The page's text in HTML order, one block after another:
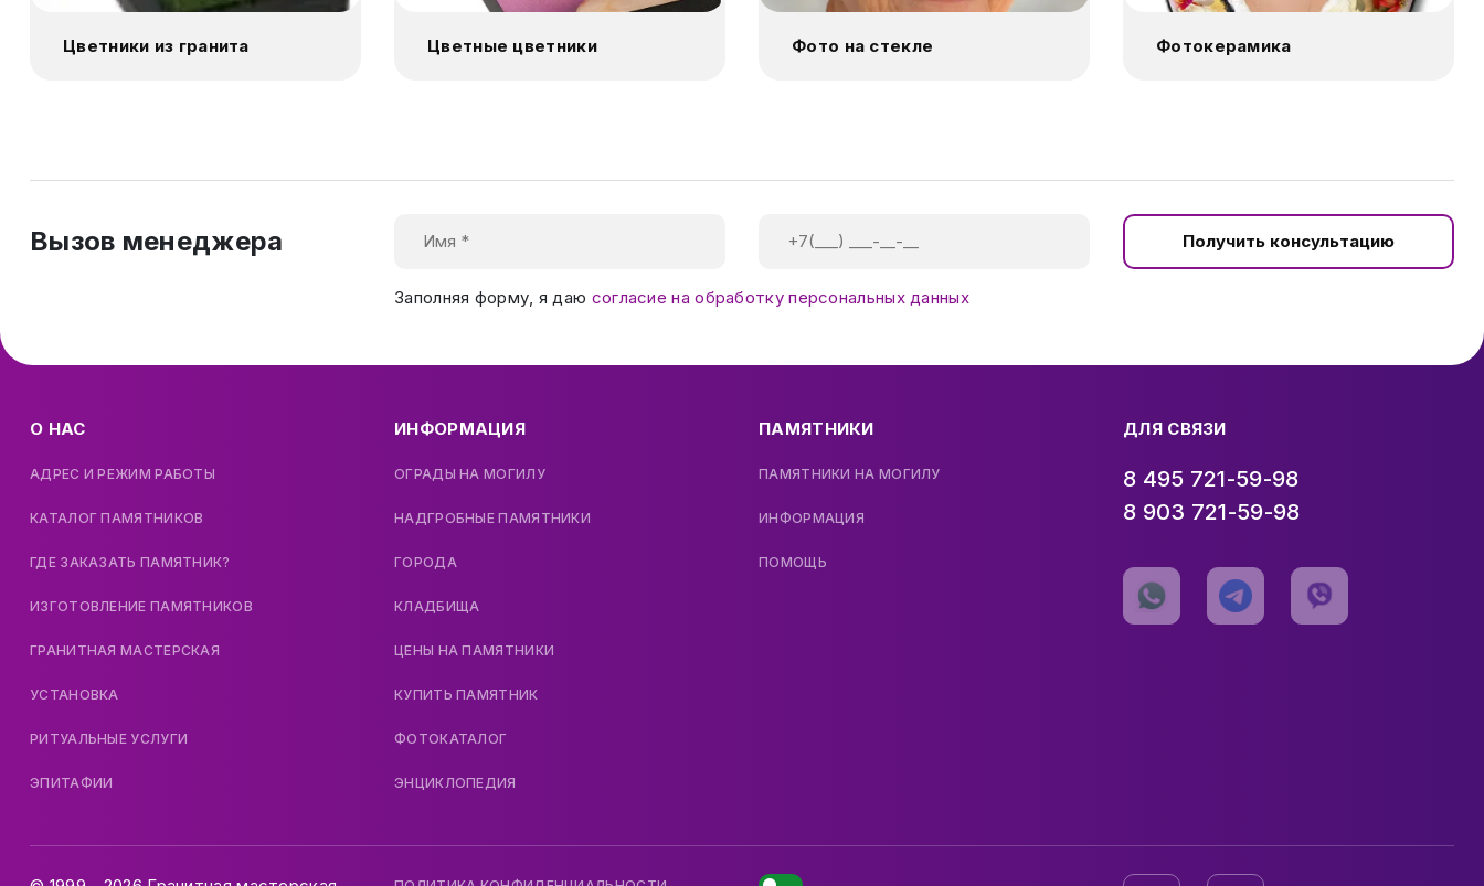
Цветники из гранита Цветные цветники Фото на стекле Фотокерамика
Вызов менеджера Получить консультацию
Заполняя форму, я даю согласие на обработку персональных данных
О НАС
АДРЕС И РЕЖИМ РАБОТЫ
КАТАЛОГ ПАМЯТНИКОВ
ГДЕ ЗАКАЗАТЬ ПАМЯТНИК?
ИЗГОТОВЛЕНИЕ ПАМЯТНИКОВ
ГРАНИТНАЯ МАСТЕРСКАЯ
УСТАНОВКА
РИТУАЛЬНЫЕ УСЛУГИ
ЭПИТАФИИ
ИНФОРМАЦИЯ
ОГРАДЫ НА МОГИЛУ
НАДГРОБНЫЕ ПАМЯТНИКИ
ГОРОДА
КЛАДБИЩА
ЦЕНЫ НА ПАМЯТНИКИ
КУПИТЬ ПАМЯТНИК
ФОТОКАТАЛОГ
ЭНЦИКЛОПЕДИЯ
ПАМЯТНИКИ
ПАМЯТНИКИ НА МОГИЛУ
ИНФОРМАЦИЯ
ПОМОЩЬ
ДЛЯ СВЯЗИ
8 495 721-59-98
8 903 721-59-98